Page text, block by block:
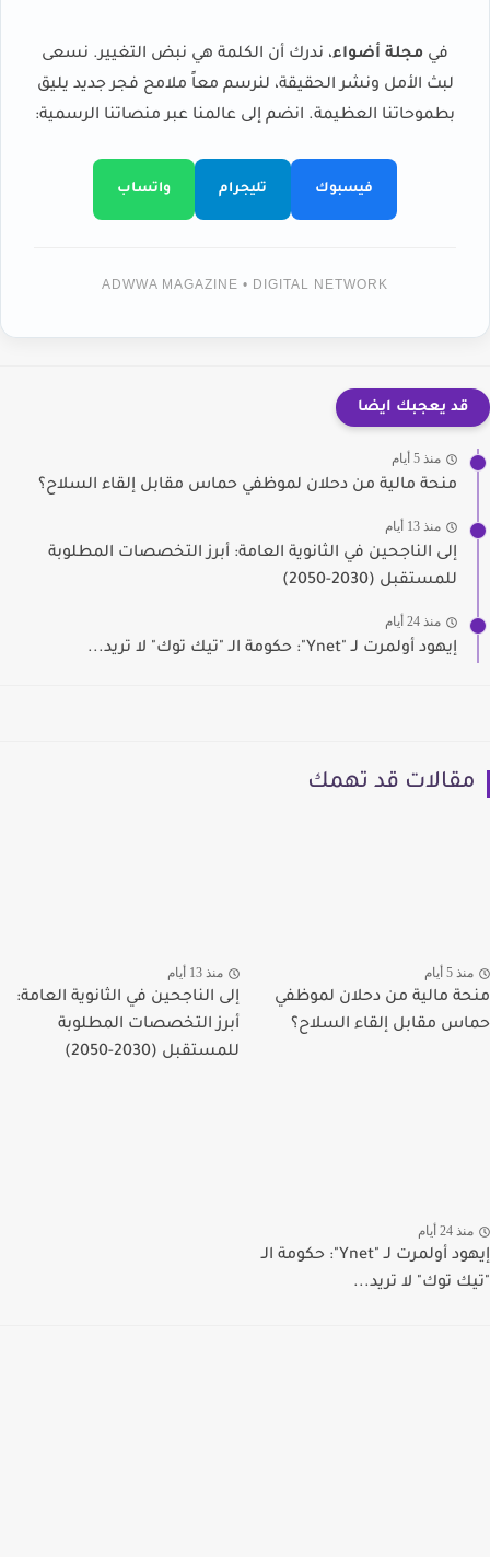
في مجلة أضواء، ندرك أن الكلمة هي نبض التغيير. نسعى
لبث الأمل ونشر الحقيقة، لنرسم معاً ملامح فجر جديد يليق
بطموحاتنا العظيمة. انضم إلى عالمنا عبر منصاتنا الرسمية:
فيسبوك تليجرام واتساب
ADWWA MAGAZINE • DIGITAL NETWORK
قد يعجبك ايضا
منذ 5 أيام
منحة مالية من دحلان لموظفي حماس مقابل إلقاء السلاح؟
منذ 13 أيام
إلى الناجحين في الثانوية العامة: أبرز التخصصات المطلوبة
للمستقبل (2030-2050)
منذ 24 أيام
إيهود أولمرت لـ "Ynet": حكومة الـ "تيك توك" لا تريد...
مقالات قد تهمك
منذ 5 أيام
منحة مالية من دحلان لموظفي
حماس مقابل إلقاء السلاح؟
منذ 13 أيام
إلى الناجحين في الثانوية العامة:
أبرز التخصصات المطلوبة
للمستقبل (2030-2050)
منذ 24 أيام
إيهود أولمرت لـ "Ynet": حكومة الـ
"تيك توك" لا تريد...